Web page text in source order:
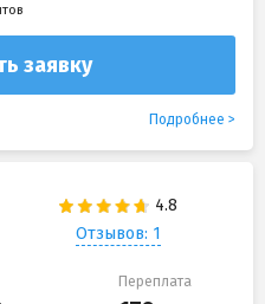
заявку
Подробнее
Отзывов: 1
Переплата